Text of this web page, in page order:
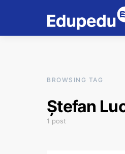
BROWSING TAG
Ștefan
1 post